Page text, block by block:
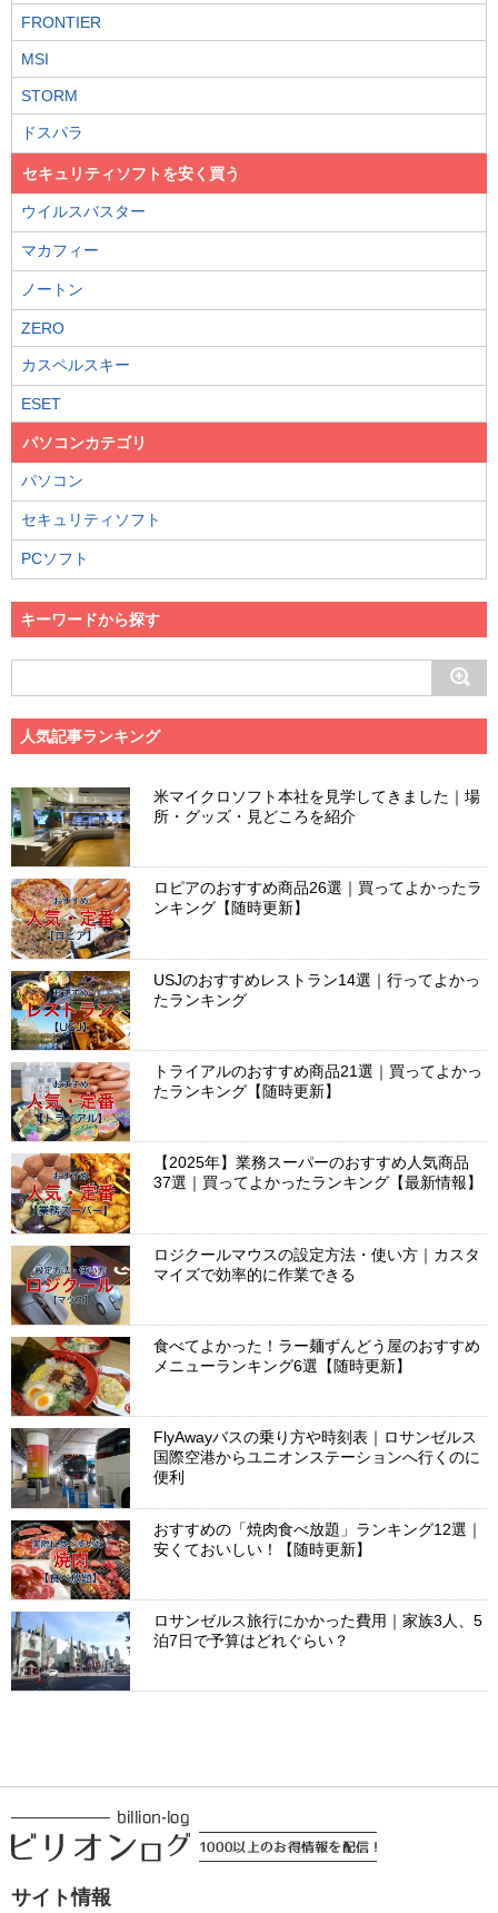
FRONTIER
MSI
STORM
ドスパラ
セキュリティソフトを安く買う
ウイルスバスター
マカフィー
ノートン
ZERO
カスペルスキー
ESET
パソコンカテゴリ
パソコン
セキュリティソフト
PCソフト
キーワードから探す
人気記事ランキング
米マイクロソフト本社を見学してきました｜場
所・グッズ・見どころを紹介
ロピアのおすすめ商品26選｜買ってよかったラ
ンキング【随時更新】
USJのおすすめレストラン14選｜行ってよかっ
たランキング
トライアルのおすすめ商品21選｜買ってよかっ
たランキング【随時更新】
【2025年】業務スーパーのおすすめ人気商品
37選｜買ってよかったランキング【最新情報】
ロジクールマウスの設定方法・使い方｜カスタ
マイズで効率的に作業できる
食べてよかった！ラー麺ずんどう屋のおすすめ
メニューランキング6選【随時更新】
FlyAwayバスの乗り方や時刻表｜ロサンゼルス
国際空港からユニオンステーションへ行くのに
便利
おすすめの「焼肉食べ放題」ランキング12選｜
安くておいしい！【随時更新】
ロサンゼルス旅行にかかった費用｜家族3人、5
泊7日で予算はどれぐらい？
サイト情報